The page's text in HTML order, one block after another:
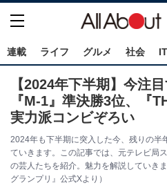
連載 ライフ グルメ 社会
【2024年下半期】今注
『M-1』準決勝3位、『
実力派コンビぞろい
2024年も下半期に突入した今、残りの半
ていきます。この記事では、元テレビ局
の芸人たちを紹介。魅力を解説していき
グランプリ』公式Xより）